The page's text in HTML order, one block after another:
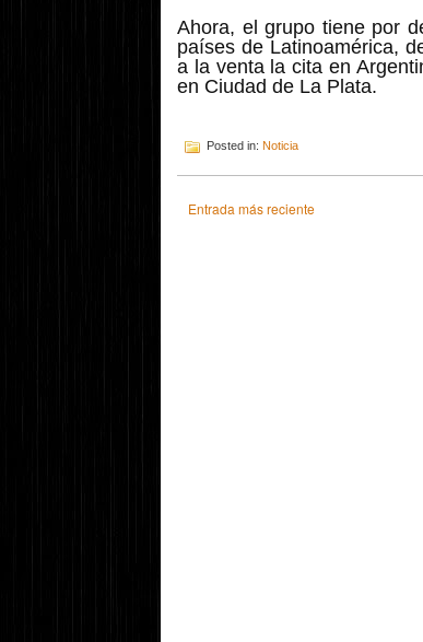
Ahora, el grupo tiene por
países de Latinoamérica,
a la venta la cita en
en Ciudad de La Plata.
Posted in: Noticia
Entrada más reciente